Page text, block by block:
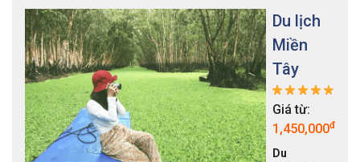
Du lịch
Miền
Tây
Giá từ:
1,450,000đ
Du